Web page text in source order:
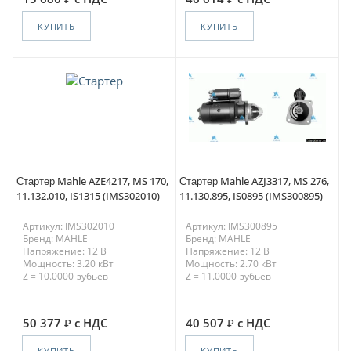
КУПИТЬ КУПИТЬ
Стартер Mahle AZE4217, MS 170,
11.132.010, IS1315 (IMS302010)
Артикул: IMS302010
Бренд: MAHLE
Напряжение: 12 В
Мощность: 3.20 кВт
Z = 10.0000-зубьев
50 377 с НДС
Стартер Mahle AZJ3317, MS 276,
11.130.895, IS0895 (IMS300895)
Артикул: IMS300895
Бренд: MAHLE
Напряжение: 12 В
Мощность: 2.70 кВт
Z = 11.0000-зубьев
40 507 с НДС